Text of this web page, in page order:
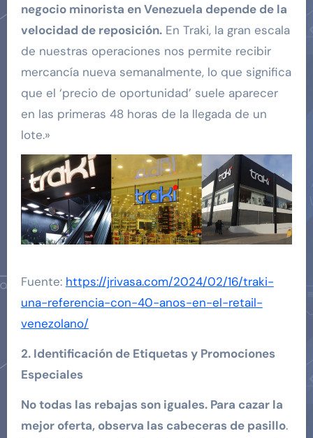
negocio minorista en Venezuela depende de la
velocidad de reposición.En Traki, la gran escala
de nuestras operaciones nos permite recibir
mercancía nueva semanalmente, lo que significa
que el ‘precio de oportunidad’ suele aparecer
en las primeras 48 horas de la llegada de un
lote.»
Fuente: https://jrivasa.com/2024/02/16/traki-
una-referencia-con-40-anos-en-el-retail-
venezolano/
2. Identificación de Etiquetas y Promociones
Especiales
No todas las rebajas son iguales. Para cazar la
mejor oferta, observa las cabeceras de pasillo.